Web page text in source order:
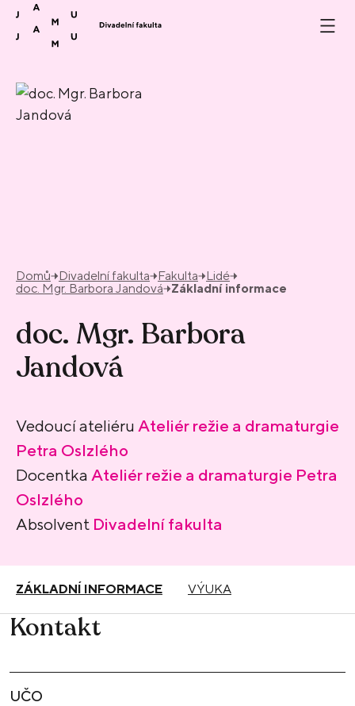
Přeskočit na obsah
Domů Divadelní fakulta Fakulta
Lidé
doc. Mgr. Barbora Jandová
Základní informace
doc. Mgr. Barbora
Jandová
Vedoucí ateliéru Ateliér režie a dramaturgie
Petra Oslzlého
Docentka Ateliér režie a dramaturgie Petra
Oslzlého
Absolvent Divadelní fakulta
ZÁKLADNÍ INFORMACE VÝUKA
Kontakt
UČO